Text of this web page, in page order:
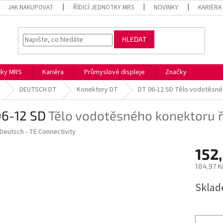
JAK NAKUPOVAT ŘÍDICÍ JEDNOTKY MRS NOVINKY KARIÉRA
HLEDAT
MRS Kariéra Průmyslové displeje
Značky
DEUTSCH DT Konektory DT DT 06-12 SD Tělo
12 SDTělo vodotěsného konektoru
Deutsch - TE Connectivity
184,97
cena: